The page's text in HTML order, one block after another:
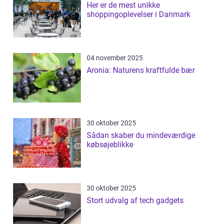
Her er de mest unikke
shoppingoplevelser i Danmark
04 november 2025
Aronia: Naturens kraftfulde bær
30 oktober 2025
Sådan skaber du mindeværdige
købsøjeblikke
30 oktober 2025
Stort udvalg af tech gadgets